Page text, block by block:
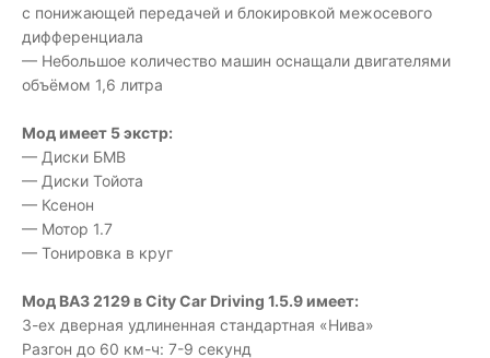
с понижающей передачей и блокировкой межосевого
дифференциала
— Небольшое количество машин оснащали двигателями
объёмом 1,6 литра
Мод имеет 5 экстр:
— Диски БМВ
— Диски Тойота
— Ксенон
— Мотор 1.7
— Тонировка в круг
Мод ВАЗ 2129 в City Car Driving 1.5.9 имеет:
3-ех дверная удлиненная стандартная «Нива»
Разгон до 60 км-ч: 7-9 секунд